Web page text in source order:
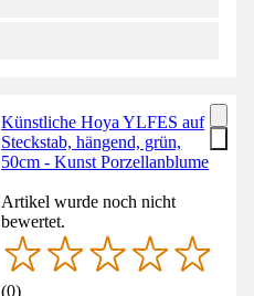
Künstliche Hoya YLFES auf
Steckstab, hängend, grün,
50cm - Kunst Porzellanblume
Artikel wurde noch nicht
bewertet.
(0)